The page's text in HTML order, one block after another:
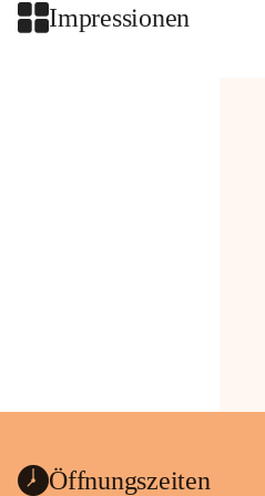
Impressionen
Öffnungszeiten